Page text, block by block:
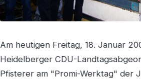
Am heutigen Freitag, 18. Januar
Heidelberger CDU-
Pfisterer am "Promi-Werktag" der